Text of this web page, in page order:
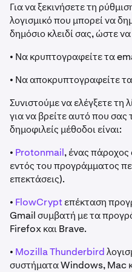
Για να ξεκινήσετε τη
λογισμικό που μπορεί να
δημόσιο κλειδί σας, ώστε
• Να κρυπτογραφείτε τα
• Να αποκρυπτογραφείτε
Συνιστούμε να ελέγξετε τη
για να βρείτε αυτό που σας
δημοφιλείς μέθοδοι είναι:
• Protonmail, ένας
εντός του προγράμματος
επεκτάσεις).
• FlowCryptεπέκταση
Gmail συμβατή με τα
Firefox και Brave.
• Mozilla Thunderbird
συστήματα Windows, Mac